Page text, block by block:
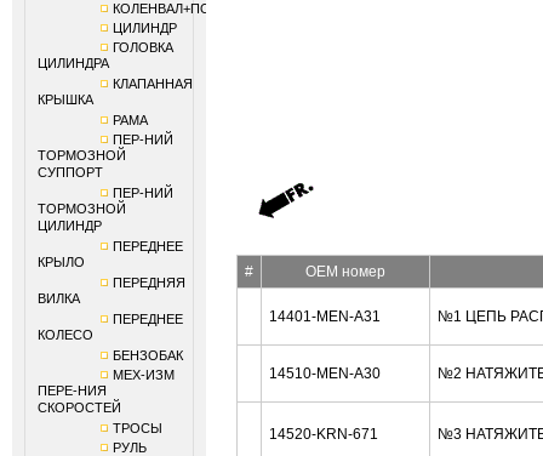
КОЛЕНВАЛ+ПОРШЕНЬ
ЦИЛИНДР
ГОЛОВКА
ЦИЛИНДРА
КЛАПАННАЯ
КРЫШКА
РАМА
ПЕР-НИЙ
ТОРМОЗНОЙ
СУППОРТ
ПЕР-НИЙ
ТОРМОЗНОЙ
ЦИЛИНДР
ПЕРЕДНЕЕ
КРЫЛО
ПЕРЕДНЯЯ
ВИЛКА
ПЕРЕДНЕЕ
КОЛЕСО
БЕНЗОБАК
МЕХ-ИЗМ
ПЕРЕ-НИЯ
СКОРОСТЕЙ
ТРОСЫ
РУЛЬ
# OEM номер
14401-MEN-A31 №1 ЦЕПЬ
14510-MEN-A30 №2
14520-KRN-671 №3